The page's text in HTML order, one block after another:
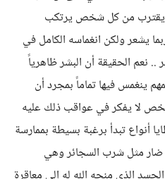
يقترب من كل شخص يرتكب
يشعر ولكن انغماسه الكامل في
.. نعم الحقيقة أن البشر ظاهرياً
ينغمس فيها تماماً بمجرد أن
لا يفكر في عواقب ذلك عليه
أنواع تبدأ برغبة بسيطة بممارسة
مثل شرب السجائر وهي